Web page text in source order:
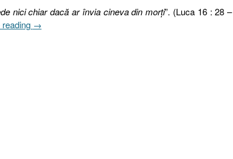
nici chiar dacă ar învia cineva din morţi”. (Luca 16 : 28 –
„Pilda
→